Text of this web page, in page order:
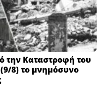
την Καταστροφή του
8) το μνημόσυνο